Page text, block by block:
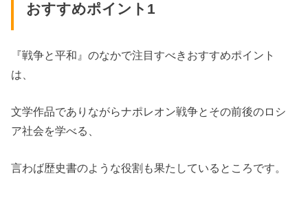
おすすめポイント1
『戦争と平和』のなかで注目すべきおすすめポイント
は、
文学作品でありながらナポレオン戦争とその前後のロシ
ア社会を学べる、
言わば歴史書のような役割も果たしているところです。